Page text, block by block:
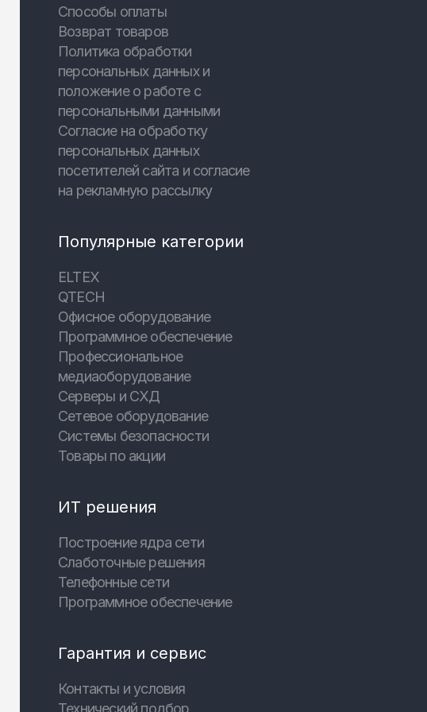
Способы оплаты
Возврат товаров
Политика обработки
персональных данных и
положение о работе с
персональными данными
Согласие на обработку
персональных данных
посетителей сайта и согласие
на рекламную рассылку
Популярные категории
ELTEX
QTECH
Офисное оборудование
Программное обеспечение
Профессиональное
медиаоборудование
Серверы и СХД
Сетевое оборудование
Системы безопасности
Товары по акции
ИТ решения
Построение ядра сети
Слаботочные решения
Телефонные сети
Программное обеспечение
Гарантия и сервис
Контакты и условия
Технический подбор